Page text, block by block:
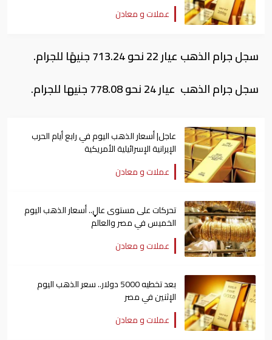
عملات و معادن
سجل جرام الذهب عيار 22 نحو 713.24 جنيهًا للجرام.
سجل جرام الذهب عيار 24 نحو 778.08 جنيها للجرام.
عاجل| أسعار الذهب اليوم في رابع أيام الحرب
الإيرانية الإسرائيلية الأمريكية
عملات و معادن
تحركات على مستوى عالٍ.. أسعار الذهب اليوم
الخميس في مصر والعالم
عملات و معادن
بعد تخطيه 5000 دولار.. سعر الذهب اليوم
الإثنين في مصر
عملات و معادن